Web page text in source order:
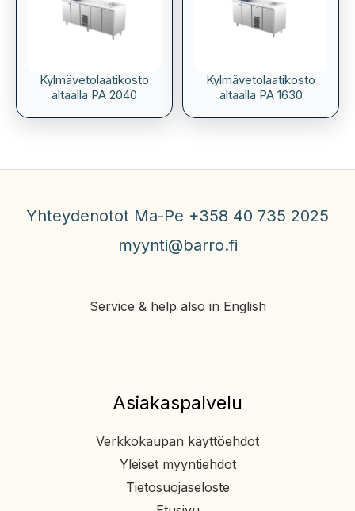
Kylmävetolaatikosto
altaalla PA 2040
Kylmävetolaatikosto
altaalla PA 1630
Yhteydenotot Ma-Pe +358 40 735 2025
myynti@barro.fi
Service & help also in English
Asiakaspalvelu
Verkkokaupan käyttöehdot
Yleiset myyntiehdot
Tietosuojaseloste